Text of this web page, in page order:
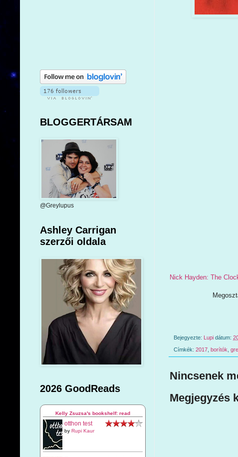
Nick Hayden: The
Bejegyezte: Lupi dátum:
Címkék: 2017 borítók
Nincsenek
Megjegyzés
BLOGGERTÁRSAM
@Greylupus
Ashley Carrigan
szerzői oldala
2026 GoodReads
Kelly Zsuzsa's bookshelf: read
otthon test
by Rupi Kaur